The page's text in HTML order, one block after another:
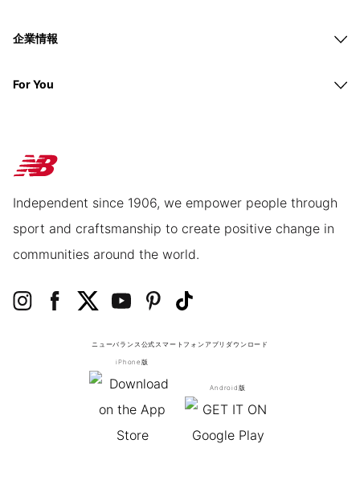
企業情報
For You
Independent since 1906, we empower people through
sport and craftsmanship to create positive change in
communities around the world.
ニューバランス公式スマートフォンアプリ ダウンロード
iPhone版
Android版